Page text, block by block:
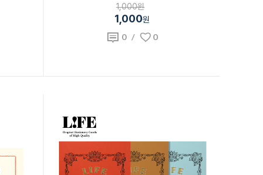
1,000원
1,000원
0/ 0